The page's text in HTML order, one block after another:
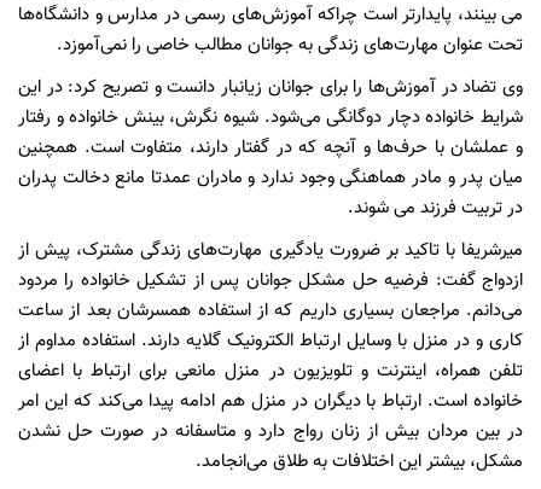
می بینند، پایدارتر است چراکه آموزش‌های رسمی در مدارس و دانشگاه‌ها
تحت عنوان مهارت‌های زندگی به جوانان مطالب خاصی را نمی‌آموزد.
وی تضاد در آموزش‌ها را برای جوانان زیانبار دانست و تصریح کرد: در این
شرایط خانواده دچار دوگانگی می‌شود. شیوه نگرش، بینش خانواده و رفتار
و عملشان با حرف‌ها و آنچه که در گفتار دارند، متفاوت است. همچنین
میان پدر و مادر هماهنگی وجود ندارد و مادران عمدتا مانع دخالت پدران
در تربیت فرزند می شوند.
میرشریفا با تاکید بر ضرورت یادگیری مهارت‌های زندگی مشترک، پیش از
ازدواج گفت: فرضیه حل مشکل جوانان پس از تشکیل خانواده را مردود
می‌دانم. مراجعان بسیاری داریم که از استفاده همسرشان بعد از ساعت
کاری و در منزل با وسایل ارتباط الکترونیک گلایه دارند. استفاده مداوم از
تلفن همراه، اینترنت و تلویزیون در منزل مانعی برای ارتباط با اعضای
خانواده است. ارتباط با دیگران در منزل هم ادامه پیدا می‌کند که این امر
در بین مردان بیش از زنان رواج دارد و متاسفانه در صورت حل نشدن
مشکل، بیشتر این اختلافات به طلاق می‌انجامد.